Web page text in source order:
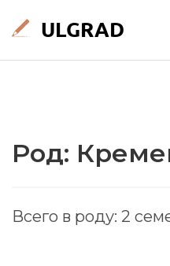
Род:
Всего в роду: 2